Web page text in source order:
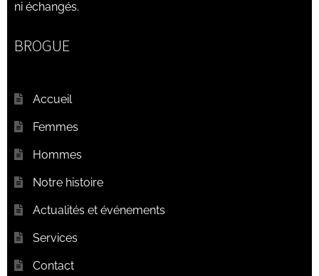
ni échangés.
BROGUE
Accueil
Femmes
Hommes
Notre histoire
Actualités et événements
Services
Contact